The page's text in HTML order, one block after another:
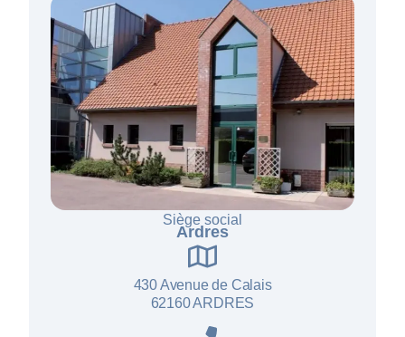
Siège social
Ardres
430 Avenue de Calais
62160 ARDRES